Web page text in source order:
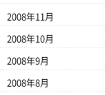
2008年11月
2008年10月
2008年9月
2008年8月